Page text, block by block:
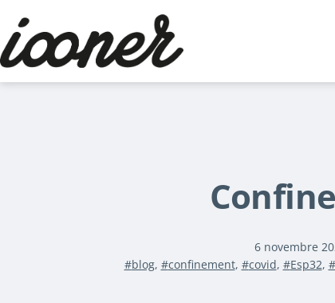
au
contenu
Publié
le
6 novembre
Étiqueté
blog, confinement, covid, Esp32,